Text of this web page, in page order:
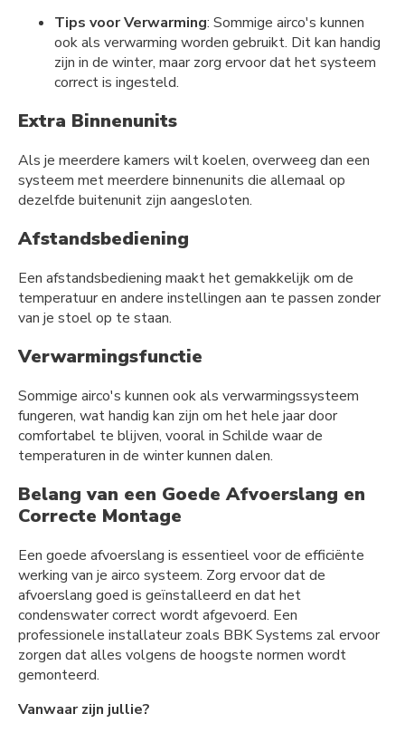
Tips voor Verwarming: Sommige airco's kunnen
ook als verwarming worden gebruikt. Dit kan handig
zijn in de winter, maar zorg ervoor dat het systeem
correct is ingesteld.
Extra Binnenunits
Als je meerdere kamers wilt koelen, overweeg dan een
systeem met meerdere binnenunits die allemaal op
dezelfde buitenunit zijn aangesloten.
Afstandsbediening
Een afstandsbediening maakt het gemakkelijk om de
temperatuur en andere instellingen aan te passen zonder
van je stoel op te staan.
Verwarmingsfunctie
Sommige airco's kunnen ook als verwarmingssysteem
fungeren, wat handig kan zijn om het hele jaar door
comfortabel te blijven, vooral in Schilde waar de
temperaturen in de winter kunnen dalen.
Belang van een Goede Afvoerslang en
Correcte Montage
Een goede afvoerslang is essentieel voor de efficiënte
werking van je airco systeem. Zorg ervoor dat de
afvoerslang goed is geïnstalleerd en dat het
condenswater correct wordt afgevoerd. Een
professionele installateur zoals BBK Systems zal ervoor
zorgen dat alles volgens de hoogste normen wordt
gemonteerd.
Vanwaar zijn jullie?